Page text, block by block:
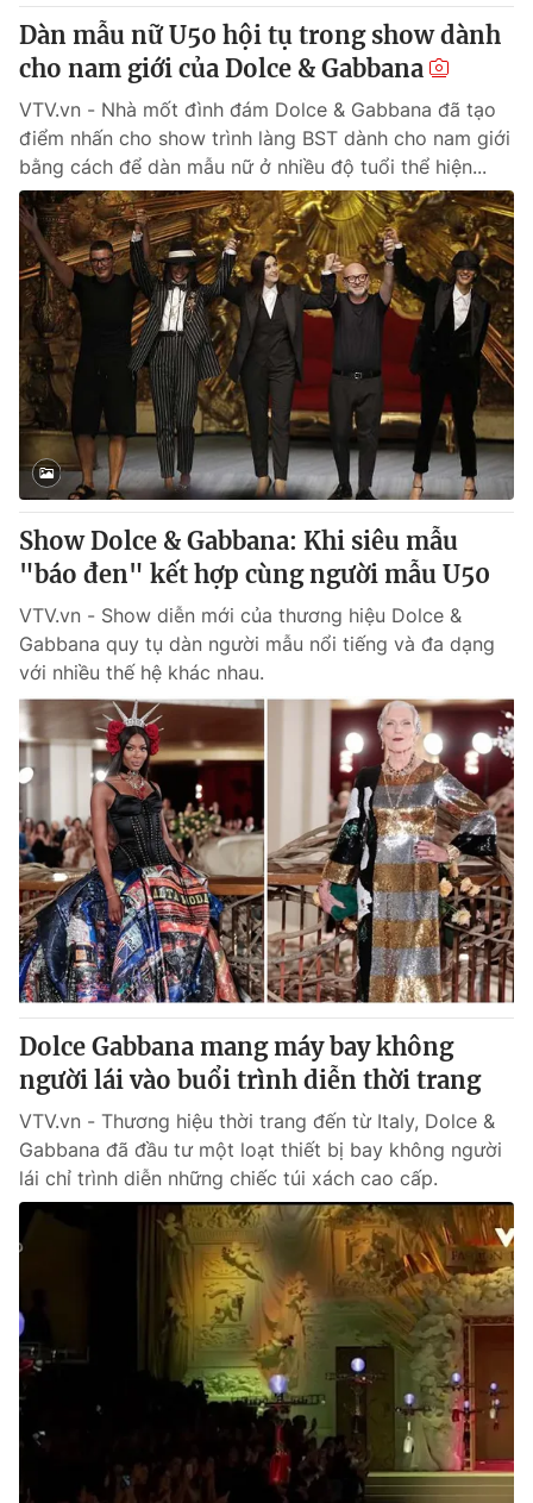
VTV9 VTV8
Liên hệ tòa soạn English
THỜI BÁO VTV
Theo dõi báo trên
Cơ quan chủ quản:Đài Truyền hình Việt Nam
Cơ quan báo chí:Thời báo VTV
Giấy phép hoạt động báo in và báo điện tử số 483/GP-BTTTT
cấp ngày 29/12/2023
Tổng Biên tập:Vũ Thanh Thủy
Phó Tổng Biên tập:Nguyễn Thị Mỹ Hạnh, Phạm Quốc Thắng,
Nguyễn Trọng Ninh
024.38 355 931 - 024.38 355 932
Ðiện thoại Thời báo VTV:024.66 897 897
Email:toasoan@vtv.vn
Liên hệ quảng cáo:024-7300.7108
® Cấm sao chép dưới mọi hình thức nếu không có sự chấp
thuận bằng văn bản. Ghi rõ nguồn VTV.vn khi phát hành lại
thông tin từ website này.
Dàn mẫu nữ U50 hội tụ trong show dành
cho nam giới của Dolce & Gabbana
VTV.vn - Nhà mốt đình đám Dolce & Gabbana đã tạo
điểm nhấn cho show trình làng BST dành cho nam giới
bằng cách để dàn mẫu nữ ở nhiều độ tuổi thể hiện...
Show Dolce & Gabbana: Khi siêu mẫu
"báo đen" kết hợp cùng người mẫu U50
VTV.vn - Show diễn mới của thương hiệu Dolce &
Gabbana quy tụ dàn người mẫu nổi tiếng và đa dạng
với nhiều thế hệ khác nhau.
Dolce Gabbana mang máy bay không
người lái vào buổi trình diễn thời trang
VTV.vn - Thương hiệu thời trang đến từ Italy, Dolce &
Gabbana đã đầu tư một loạt thiết bị bay không người
lái chỉ trình diễn những chiếc túi xách cao cấp.